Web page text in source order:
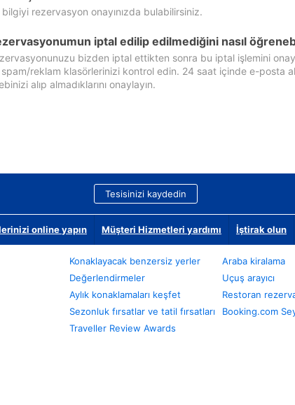
bilgiyi rezervasyon onayınızda bulabilirsiniz.
iptal edilip edilmediğini nasıl
bizden iptal ettikten sonra bu iptal işlemini
reklam klasörlerinizi kontrol edin. 24 saat içinde e-posta
alıp almadıklarını onaylayın.
Tesisinizi kaydedin
online yapın Müşteri Hizmetleri yardımı İştirak olun
Konaklayacak benzersiz yerler
Değerlendirmeler
Aylık konaklamaları keşfet
Sezonluk fırsatlar ve tatil fırsatları
Traveller Review Awards
Araba kiralama
Uçuş arayıcı
Restoran
Booking.com